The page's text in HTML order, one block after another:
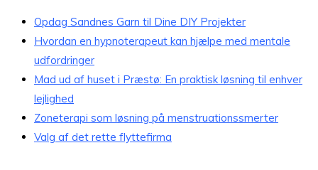
Opdag Sandnes Garn til Dine DIY Projekter
Hvordan en hypnoterapeut kan hjælpe med mentale
udfordringer
Mad ud af huset i Præstø: En praktisk løsning til enhver
lejlighed
Zoneterapi som løsning på menstruationssmerter
Valg af det rette flyttefirma